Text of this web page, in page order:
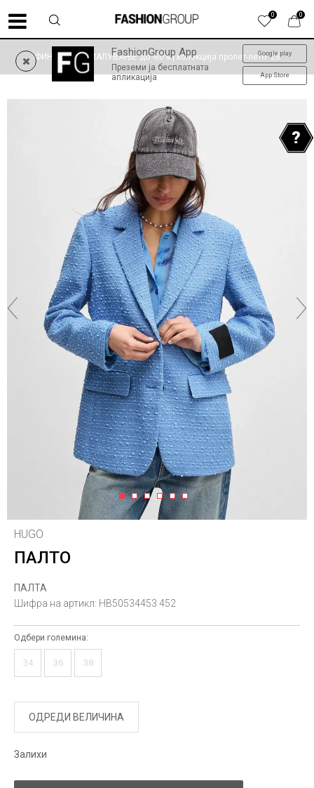
0
0
FashionGroup App
Преземи ја бесплатната
апликација
Google play
App Store
ФИНАЛНО НАМАЛУВАЊЕ до -60% | колекција пролет-лето '26
1 2 3 4 5 6
HUGO
ПАЛТО
ПАЛТА
Шифра на артикл: HB50534453 452
Одбери големина:
34 36 38
ОДРЕДИ ВЕЛИЧИНА
Залихи